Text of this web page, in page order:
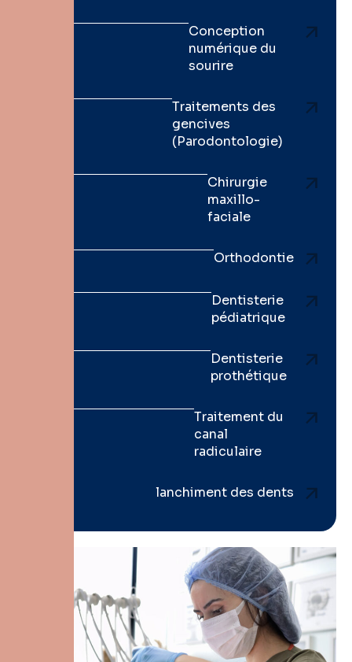
Conception
numérique du
sourire
Traitements des
gencives
(Parodontologie)
Chirurgie
maxillo-
faciale
Orthodontie
Dentisterie
pédiatrique
Dentisterie
prothétique
Traitement du
canal
radiculaire
lanchiment des dents